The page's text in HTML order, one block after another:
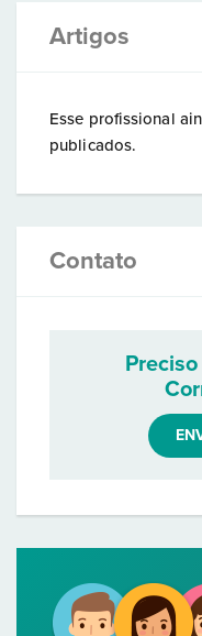
Artigos
Esse profissional
publicados.
Contato